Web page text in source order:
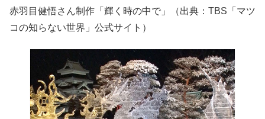
赤羽目健悟さん制作「輝く時の中で」（出典：TBS「マツ
コの知らない世界」公式サイト）